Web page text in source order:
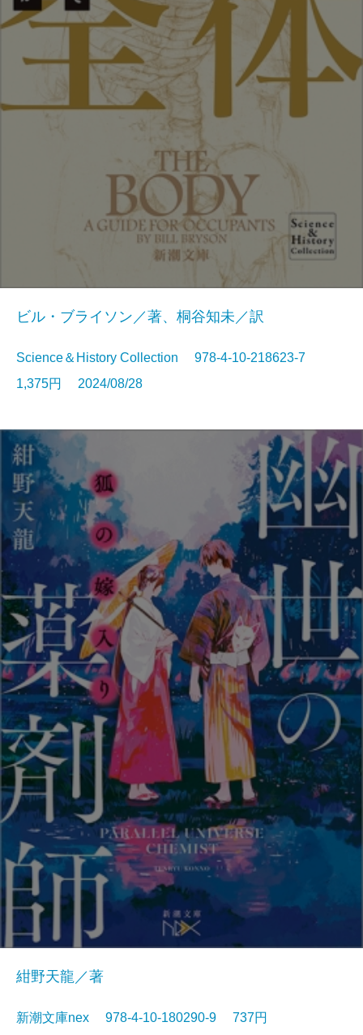
ビル・ブライソン／著、桐谷知未／訳
Science＆History Collection 978-4-10-218623-7
1,375円 2024/08/28
紺野天龍／著
新潮文庫nex 978-4-10-180290-9 737円